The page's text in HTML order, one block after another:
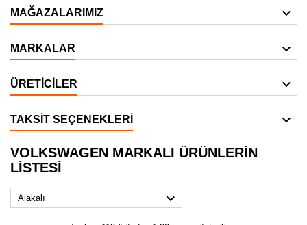
MAĞAZALARIMIZ
MARKALAR
ÜRETICILER
TAKSIT SEÇENEKLERI
VOLKSWAGEN MARKALI ÜRÜNLERIN
LISTESI
Alakalı 